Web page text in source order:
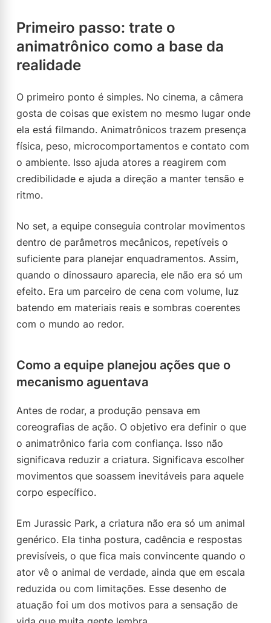
Primeiro passo: trate o
animatrônico como a base da
realidade
O primeiro ponto é simples. No cinema, a câmera
gosta de coisas que existem no mesmo lugar onde
ela está filmando. Animatrônicos trazem presença
física, peso, microcomportamentos e contato com
o ambiente. Isso ajuda atores a reagirem com
credibilidade e ajuda a direção a manter tensão e
ritmo.
No set, a equipe conseguia controlar movimentos
dentro de parâmetros mecânicos, repetíveis o
suficiente para planejar enquadramentos. Assim,
quando o dinossauro aparecia, ele não era só um
efeito. Era um parceiro de cena com volume, luz
batendo em materiais reais e sombras coerentes
com o mundo ao redor.
Como a equipe planejou ações que o
mecanismo aguentava
Antes de rodar, a produção pensava em
coreografias de ação. O objetivo era definir o que
o animatrônico faria com confiança. Isso não
significava reduzir a criatura. Significava escolher
movimentos que soassem inevitáveis para aquele
corpo específico.
Em Jurassic Park, a criatura não era só um animal
genérico. Ela tinha postura, cadência e respostas
previsíveis, o que fica mais convincente quando o
ator vê o animal de verdade, ainda que em escala
reduzida ou com limitações. Esse desenho de
atuação foi um dos motivos para a sensação de